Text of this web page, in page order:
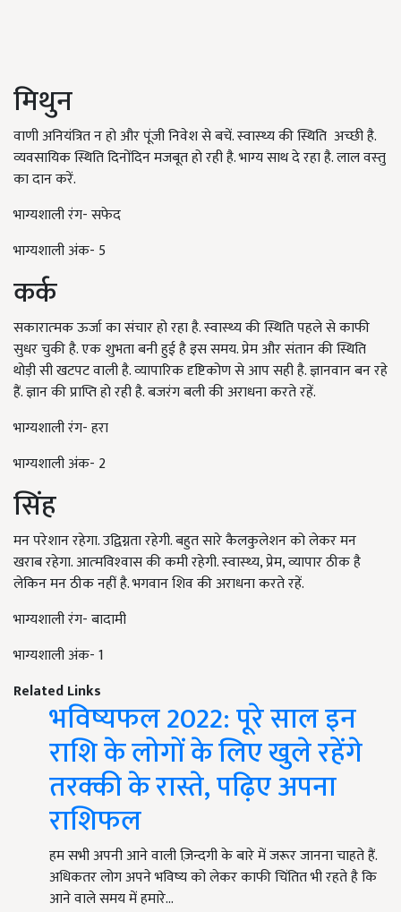
मिथुन
वाणी अनियंत्रित न हो और पूंजी निवेश से बचें. स्‍वास्‍थ्‍य की स्थिति अच्‍छी है.
व्‍यवसायिक स्थिति दिनोंदिन मजबूत हो रही है. भाग्‍य साथ दे रहा है. लाल वस्‍तु
का दान करें.
भाग्यशाली रंग- सफेद
भाग्यशाली अंक- 5
कर्क
सकारात्‍मक ऊर्जा का संचार हो रहा है. स्‍वास्‍थ्‍य की स्थिति पहले से काफी
सुधर चुकी है. एक शुभता बनी हुई है इस समय. प्रेम और संतान की स्थिति
थोड़ी सी खटपट वाली है. व्‍यापारिक दृष्टिकोण से आप सही है. ज्ञानवान बन रहे
हैं. ज्ञान की प्राप्ति हो रही है. बजरंग बली की अराधना करते रहें.
भाग्यशाली रंग- हरा
भाग्यशाली अंक- 2
सिंह
मन परेशान रहेगा. उद्विग्नता रहेगी. बहुत सारे कैलकुलेशन को लेकर मन
खराब रहेगा. आत्‍मविश्‍वास की कमी रहेगी. स्‍वास्‍थ्‍य, प्रेम, व्‍यापार ठीक है
लेकिन मन ठीक नहीं है. भगवान शिव की अराधना करते रहें.
भाग्यशाली रंग- बादामी
भाग्यशाली अंक- 1
Related Links
भविष्यफल 2022: पूरे साल इन
राशि के लोगों के लिए खुले रहेंगे
तरक्की के रास्ते, पढ़िए अपना
राशिफल
हम सभी अपनी आने वाली ज़िन्दगी के बारे में जरूर जानना चाहते हैं.
अधिकतर लोग अपने भविष्य को लेकर काफी चिंतित भी रहते है कि
आने वाले समय में हमारे…